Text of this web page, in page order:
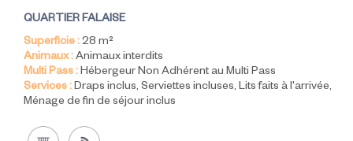
QUARTIER FALAISE
Superficie :28 m²
Animaux :Animaux interdits
Multi Pass :Hébergeur Non Adhérent au Multi Pass
Services :Draps inclus Serviettes incluses Lits faits à l'arrivée
Ménage de fin de séjour inclus